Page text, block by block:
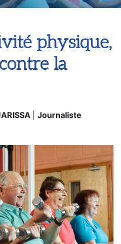
physique,
la
Journaliste